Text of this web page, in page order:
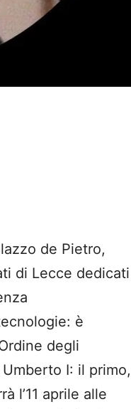
de Pietro,
di Lecce dedicati
è
degli
I: il primo,
l’11 aprile alle